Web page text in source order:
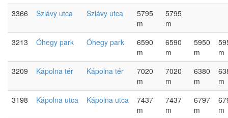
3366
Szlávy utca Szlávy utca
5795
m
5795
m
3213
Óhegy park Óhegy park
6590
m
6590
m
5950
m
m
3209
Kápolna tér Kápolna tér
7020
m
7020
m
6380
m
m
3198
Kápolna utca Kápolna utca
7437
m
7437
m
6797
m
m